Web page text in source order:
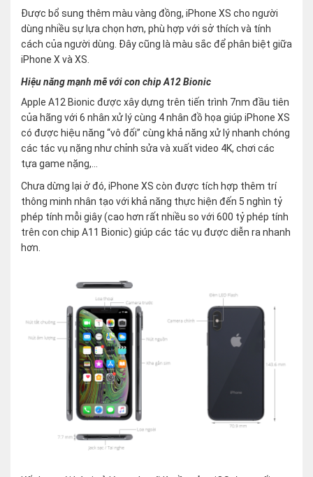
Được bổ sung thêm màu vàng đồng, iPhone XS cho người
dùng nhiều sự lựa chọn hơn, phù hợp với sở thích và tính
cách của người dùng. Đây cũng là màu sắc để phân biệt giữa
iPhone X và XS.
Hiệu năng mạnh mẽ với con chip A12 Bionic
Apple A12 Bionic được xây dựng trên tiến trình 7nm đầu tiên
của hãng với 6 nhân xử lý cùng 4 nhân đồ họa giúp iPhone XS
có được hiệu năng “vô đối” cùng khả năng xử lý nhanh chóng
các tác vụ nặng như chỉnh sửa và xuất video 4K, chơi các
tựa game nặng,…
Chưa dừng lại ở đó, iPhone XS còn được tích hợp thêm trí
thông minh nhân tạo với khả năng thực hiện đến 5 nghìn tỷ
phép tính mỗi giây (cao hơn rất nhiều so với 600 tỷ phép tính
trên con chip A11 Bionic) giúp các tác vụ được diễn ra nhanh
hơn.